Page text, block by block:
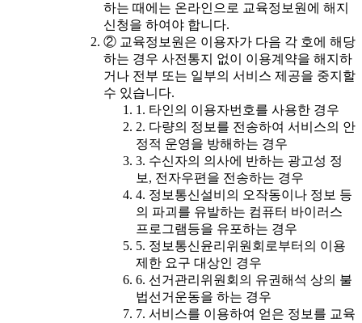
하는 때에는 온라인으로 교육정보원에 해지
신청을 하여야 합니다.
② 교육정보원은 이용자가 다음 각 호에 해당
하는 경우 사전통지 없이 이용계약을 해지하
거나 전부 또는 일부의 서비스 제공을 중지할
수 있습니다.
1. 타인의 이용자번호를 사용한 경우
2. 다량의 정보를 전송하여 서비스의 안
정적 운영을 방해하는 경우
3. 수신자의 의사에 반하는 광고성 정
보, 전자우편을 전송하는 경우
4. 정보통신설비의 오작동이나 정보 등
의 파괴를 유발하는 컴퓨터 바이러스
프로그램등을 유포하는 경우
5. 정보통신윤리위원회로부터의 이용
제한 요구 대상인 경우
6. 선거관리위원회의 유권해석 상의 불
법선거운동을 하는 경우
7. 서비스를 이용하여 얻은 정보를 교육